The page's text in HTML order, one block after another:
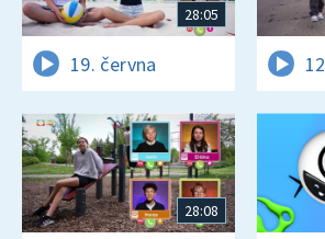
28:05
19. června
28:08